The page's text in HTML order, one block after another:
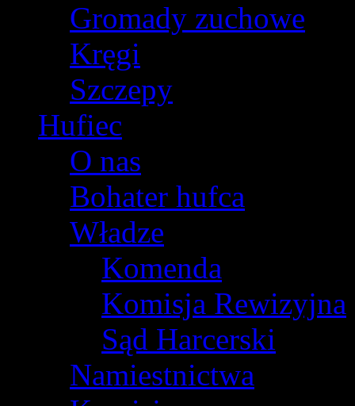
Gromady zuchowe
Kręgi
Szczepy
Hufiec
O nas
Bohater hufca
Władze
Komenda
Komisja Rewizyjna
Sąd Harcerski
Namiestnictwa